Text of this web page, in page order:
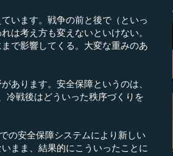
います。戦争の前と後で（といっ
は考え方も変えないといけない。
で影響してくる。大変な重みのあ
あります。安全保障というのは、
冷戦後はどういった秩序づくりを
の安全保障システムにより新しい
まま、結果的にこういったことに